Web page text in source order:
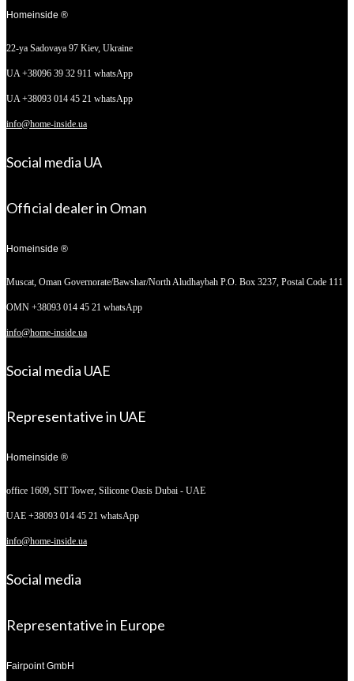
Homeinside ®
22-ya Sadovaya 97 Kiev, Ukraine
UA +38096 39 32 911 whatsApp
UA +38093 014 45 21 whatsApp
info@home-inside.ua
Social media UA
Official dealer in Oman
Homeinside ®
Muscat, Oman Governorate/Bawshar/North Aludhaybah P.O. Box 3237, Postal Code 111
OMN +38093 014 45 21 whatsApp
info@home-inside.ua
Social media UAE
Representative in UAE
Homeinside ®
office 1609, SIT Tower, Silicone Oasis Dubai - UAE
UAE +38093 014 45 21 whatsApp
info@home-inside.ua
Social media
Representative in Europe
Fairpoint GmbH